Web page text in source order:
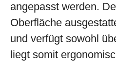
angepasst werden.
Oberfläche
und verfügt sowohl
liegt somit